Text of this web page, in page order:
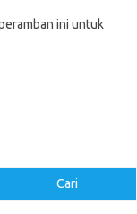
ini untuk
Cari